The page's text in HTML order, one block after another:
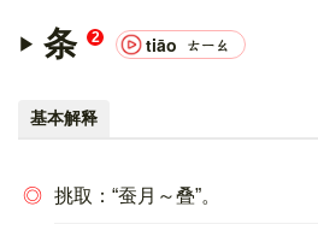
条 2 tiāo ㄊㄧㄠ
基本解释
◎ 挑取：“蚕月～叠”。